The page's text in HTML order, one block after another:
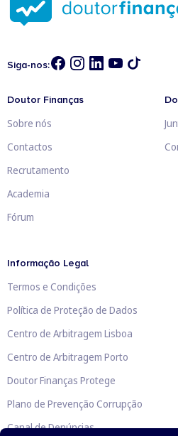
Siga-nos:
Doutor Finanças
Sobre nós
Contactos
Recrutamento
Academia
Fórum
Informação Legal
Termos e Condições
Política de Proteção de Dados
Centro de Arbitragem Lisboa
Centro de Arbitragem Porto
Doutor Finanças Protege
Plano de Prevenção Corrupção
Canal de Denúncias